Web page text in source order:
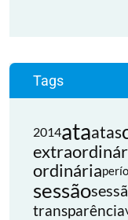
Tags
2014ataatas
ordinária
sessão
transparência